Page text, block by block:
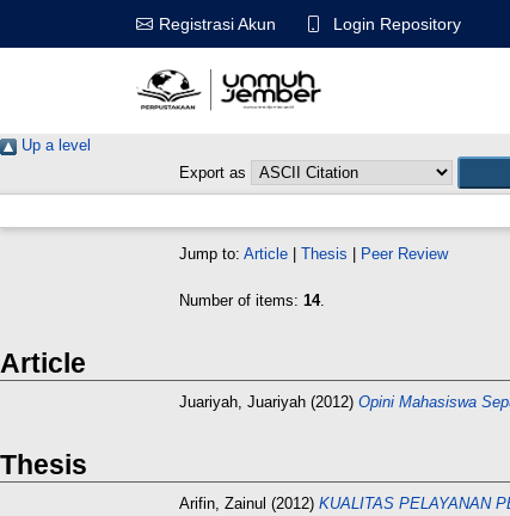
Registrasi Akun Login Repository
Up a level
Export as
Jump to: Article Thesis Peer Review
Number of items: 14.
Article
Juariyah, Juariyah (2012) Opini Mahasiswa
Thesis
Arifin, Zainul (2012) KUALITAS PELAYANAN